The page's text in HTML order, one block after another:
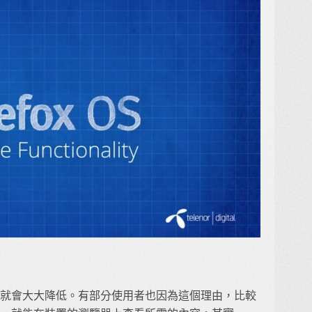
會大大降低。有部分使用者也因為這個理由，比較